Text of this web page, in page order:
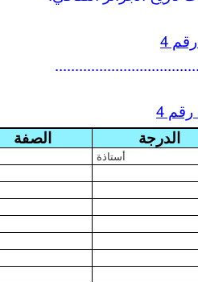
4
4
الصفة الدرجة
أستاذة